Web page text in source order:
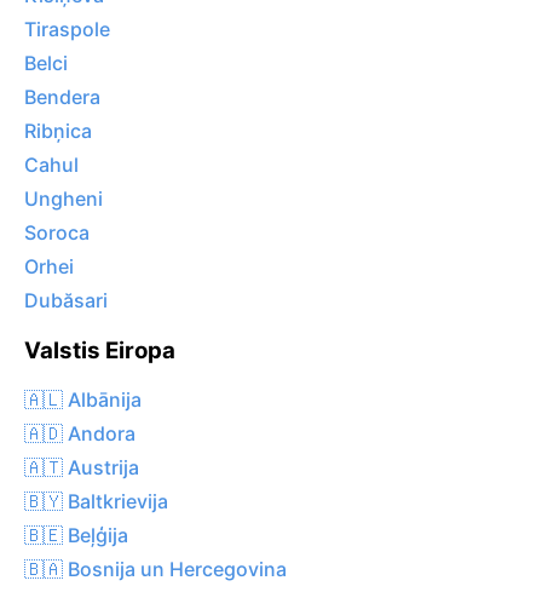
Tiraspole
Belci
Bendera
Ribņica
Cahul
Ungheni
Soroca
Orhei
Dubăsari
Valstis Eiropa
🇦🇱 Albānija
🇦🇩 Andora
🇦🇹 Austrija
🇧🇾 Baltkrievija
🇧🇪 Beļģija
🇧🇦 Bosnija un Hercegovina